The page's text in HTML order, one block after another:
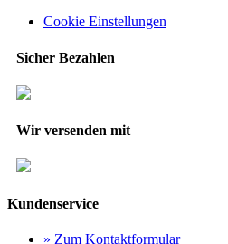
Cookie Einstellungen
Sicher Bezahlen
Wir versenden mit
Kundenservice
» Zum Kontaktformular